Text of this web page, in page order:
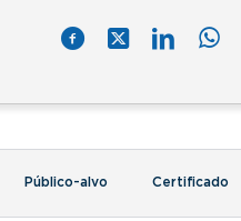
Público-alvo Certificado